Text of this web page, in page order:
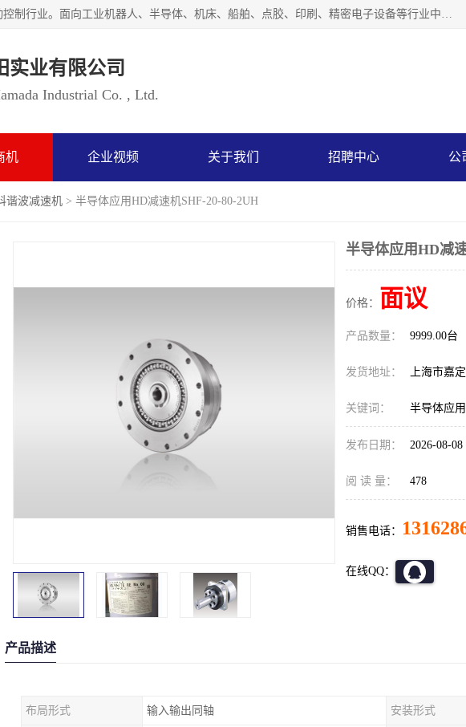
上海浜田实业有限公司专业致力于传动控制行业。面向工业机器人、半导体、机床、船舶、点胶、印刷、精密电子设备等行业中的运动控制技术。为日本哈默纳科（HarmonicDrive简称HD）中国地区定代理商，其生产的HarmonicDrive谐波减速机，具有轻量、小型、传动效率高、减速范围广、精度高等特点，被广泛应用于各种传动系统中。完善的技术，完善的售后，让您的选择无后顾之忧，欢迎您的来电洽谈！
实业有限公司
Industrial Co. , Ltd.
机 企业视频 关于我们 招聘中心 公
谐波减速机 > 半导体应用HD减速机SHF-20-80-2UH
半导体应用HD减
价格： 面议
产品数量： 9999.00台
发货地址： 上海市嘉
关键词： 半导体应
发布日期： 2026-08-08
阅 读 量： 478
销售电话：
在线QQ：
产品描述
布局形式 输入输出同轴 安装形式